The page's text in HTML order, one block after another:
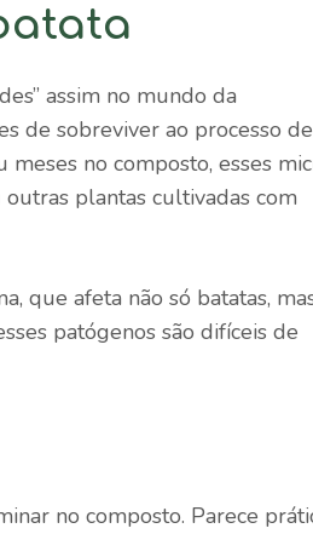
assim no mundo da
de sobreviver ao processo de
meses no composto, esses
plantas cultivadas com
que afeta não só batatas,
patógenos são difíceis de
no composto. Parece